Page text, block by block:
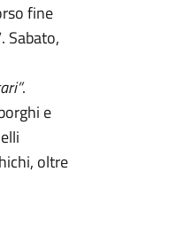
fine
. Sabato,
.
e
oltre